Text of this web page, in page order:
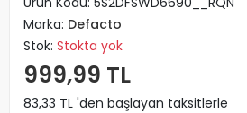
Marka: Defacto
Stok: Stokta yok
999,99 TL
83,33 TL 'den başlayan taksitlerle